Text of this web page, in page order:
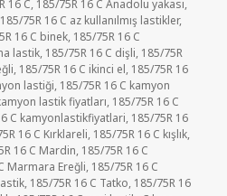
16 C, 185/75R 16 C Anadolu yakası,
185/75R 16 C az kullanılmış lastikler,
16 C binek, 185/75R 16 C
lastik, 185/75R 16 C dişli, 185/75R
, 185/75R 16 C ikinci el, 185/75R 16
lastiği, 185/75R 16 C kamyon
lastik fiyatları, 185/75R 16 C
C kamyonlastikfiyatlari, 185/75R 16
16 C Kırklareli, 185/75R 16 C kışlık,
16 C Mardin, 185/75R 16 C
Marmara Ereğli, 185/75R 16 C
, 185/75R 16 C Tatko, 185/75R 16